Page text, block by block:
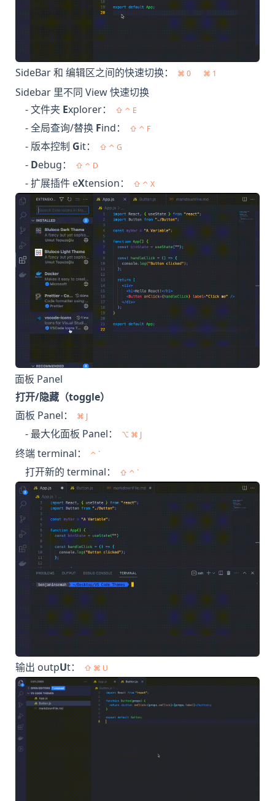
SideBar 和 编辑区之间的快速切换： ⌘ 0 ⌘ 1
Sidebar 里不同 View 快速切换
- 文件夹 Explorer： ⇧ ⌃ E
- 全局查询/替换 Find： ⇧ ⌃ F
- 版本控制 Git： ⇧ ⌃ G
- Debug： ⇧ ⌃ D
- 扩展插件 eXtension： ⇧ ⌃ X
面板 Panel
打开/隐藏（toggle）
面板 Panel：
⌘ J
- 最大化面板 Panel： ⌥ ⌘ J
终端 terminal： ⌃ `
打开新的 terminal： ⇧ ⌃ `
输出 outpUt： ⇧ ⌘ U